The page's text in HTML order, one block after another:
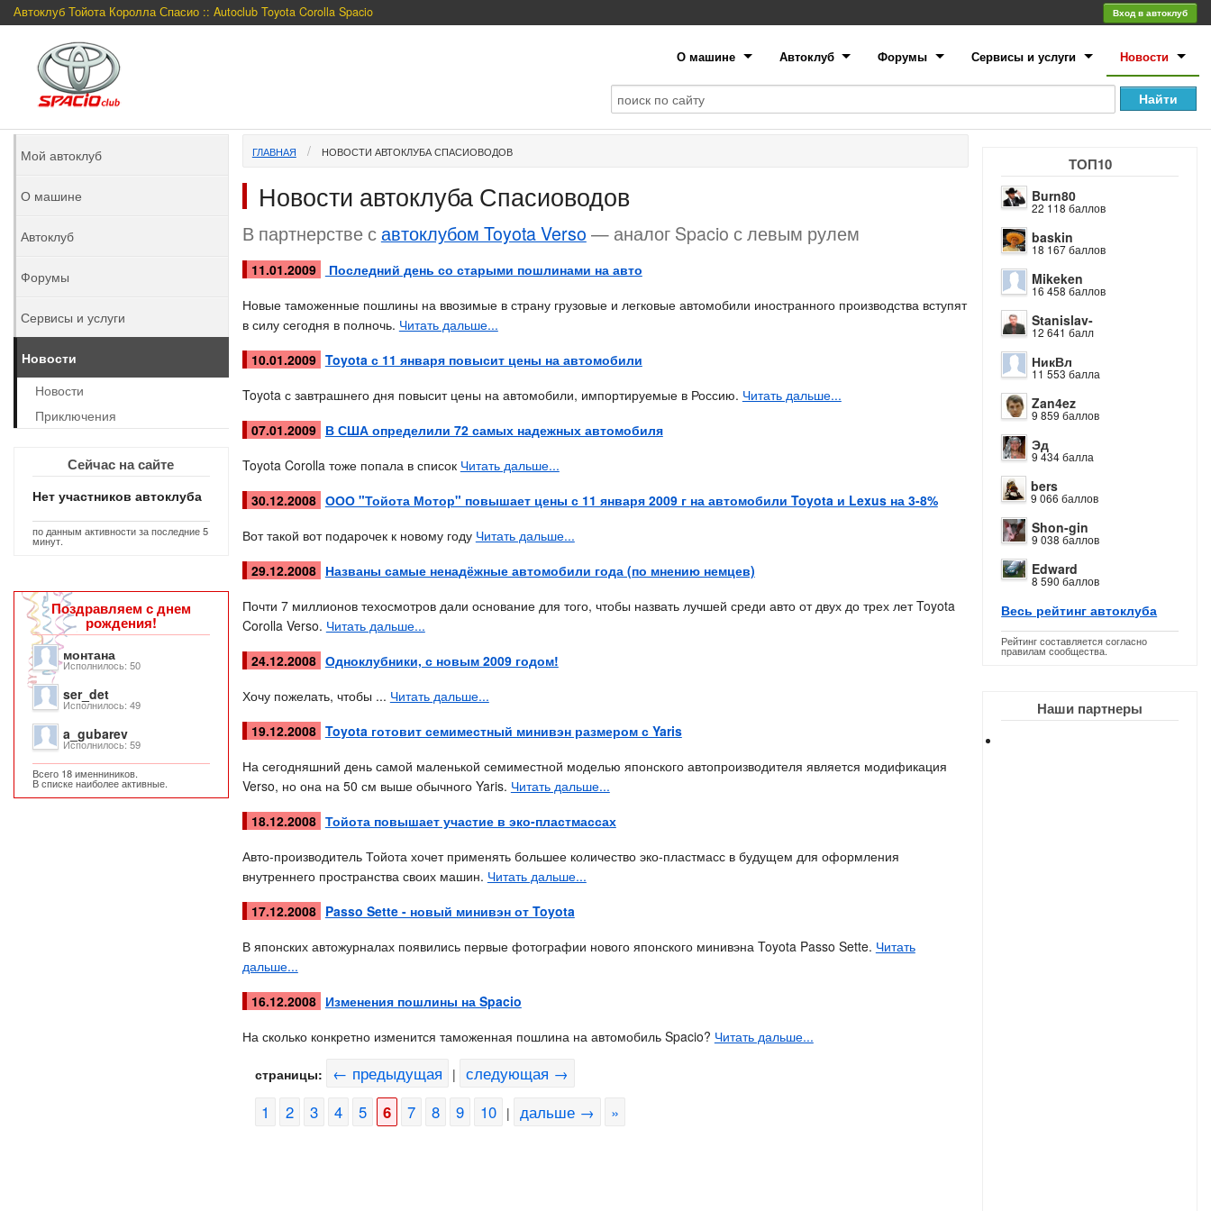
Автоклуб Тойота Королла Спасио :: Autoclub Toyota Corolla Spacio Вход в автоклуб
О машине Автоклуб Форумы Сервисы и услуги Новости
ТОП10
Burn80
22 118 баллов
baskin
18 167 баллов
Mikeken
16 458 баллов
Stanislav-
12 641 балл
НикВл
11 553 балла
Zan4ez
9 859 баллов
Эд
9 434 балла
bers
9 066 баллов
Shon-gin
9 038 баллов
Edward
8 590 баллов
Весь рейтинг автоклуба
Рейтинг составляется согласно
правилам сообщества.
Наши партнеры
ГЛАВНАЯ НОВОСТИ АВТОКЛУБА СПАСИОВОДОВ
Новости автоклуба Спасиоводов
В партнерстве савтоклубом Toyota Verso — аналог Spacio с левым рулем
11.01.2009
Последний день со старыми пошлинами на авто
Новые таможенные пошлины на ввозимые в страну грузовые и легковые автомобили иностранного производства вступят
в силу сегодня в полночь. Читать дальше...
10.01.2009 Toyota с 11 января повысит цены на автомобили
Toyota с завтрашнего дня повысит цены на автомобили, импортируемые в Россию. Читать дальше...
07.01.2009 В США определили 72 самых надежных автомобиля
Toyota Corolla тоже попала в список Читать дальше...
30.12.2008 ООО "Тойота Мотор" повышает цены с 11 января 2009 г на автомобили Toyota и Lexus на 3-8%
Вот такой вот подарочек к новому году Читать дальше...
29.12.2008 Названы самые ненадёжные автомобили года (по мнению немцев)
Почти 7 миллионов техосмотров дали основание для того, чтобы назвать лучшей среди авто от двух до трех лет Toyota
Corolla Verso. Читать дальше...
24.12.2008 Одноклубники, с новым 2009 годом!
Хочу пожелать, чтобы ... Читать дальше...
19.12.2008 Toyota готовит семиместный минивэн размером с Yaris
На сегодняшний день самой маленькой семиместной моделью японского автопроизводителя является модификация
Verso, но она на 50 см выше обычного Yaris. Читать дальше...
18.12.2008 Тойота повышает участие в эко-пластмассах
Авто-производитель Тойота хочет применять большее количество эко-пластмасс в будущем для оформления
внутреннего пространства своих машин. Читать дальше...
17.12.2008 Passo Sette - новый минивэн от Toyota
В японских автожурналах появились первые фотографии нового японского минивэна Toyota Passo Sette. Читать
дальше...
16.12.2008 Изменения пошлины на Spacio
На сколько конкретно изменится таможенная пошлина на автомобиль Spacio? Читать дальше...
страницы: ← предыдущая | следующая →
1
2 3 4 5 6 7 8 9 10 | дальше → »
Мой автоклуб
О машине
Автоклуб
Форумы
Сервисы и услуги
Новости
Новости
Приключения
Сейчас на сайте
Нет участников автоклуба
по данным активности за последние 5
минут.
Поздравляем с днем
рождения!
монтана
Исполнилось: 50
ser_det
Исполнилось: 49
a_gubarev
Исполнилось: 59
Всего 18 именниников.
В списке наиболее активные.